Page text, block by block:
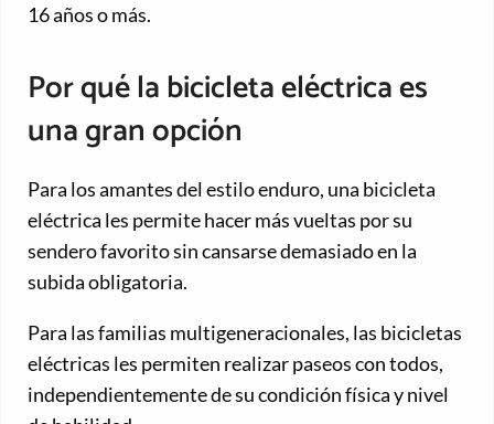
16 años o más.
Por qué la bicicleta eléctrica es
una gran opción
Para los amantes del estilo enduro, una bicicleta
eléctrica les permite hacer más vueltas por su
sendero favorito sin cansarse demasiado en la
subida obligatoria.
Para las familias multigeneracionales, las bicicletas
eléctricas les permiten realizar paseos con todos,
independientemente de su condición física y nivel